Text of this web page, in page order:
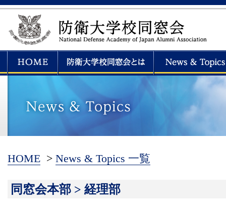
HOME > News & Topics 一覧
同窓会本部 > 経理部